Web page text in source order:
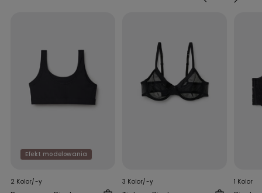
Efekt modelowania
2 Kolor/-y 3 Kolor/-y 1 Kolor